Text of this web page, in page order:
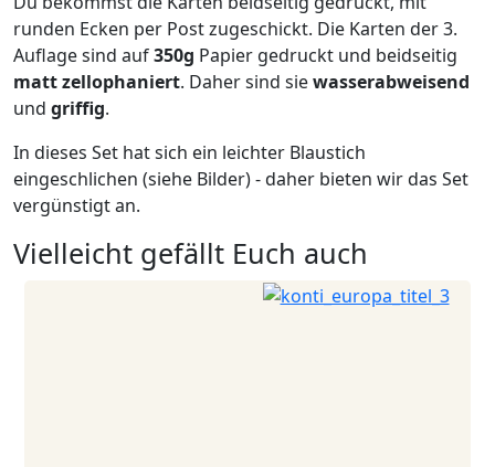
runden Ecken per Post zugeschickt. Die Karten der 3.
Auflage sind auf350g Papier gedruckt und beidseitig
matt zellophaniert. Daher sind siewasserabweisend
und griffig.
In dieses Set hat sich ein leichter Blaustich
eingeschlichen (siehe Bilder) - daher bieten wir das Set
vergünstigt an.
Vielleicht gefällt Euch auch